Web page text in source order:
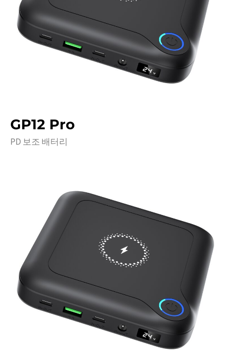
GP12 Pro
PD 보조 배터리